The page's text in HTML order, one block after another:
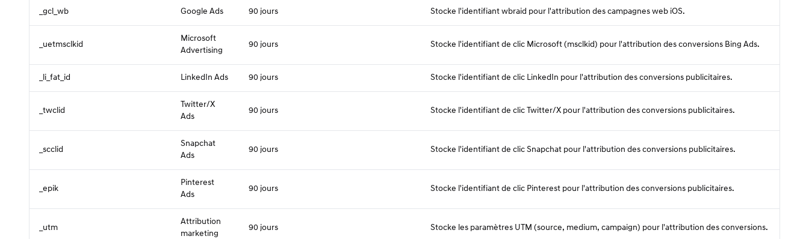
_gcl_wb Google Ads 90 jours Stocke l'identifiant wbraid pour l'attribution des campagnes web iOS.
_uetmsclkid
Microsoft
Advertising
90 jours Stocke l'identifiant de clic Microsoft (msclkid) pour l'attribution des conversions Bing Ads.
_li_fat_id LinkedIn Ads 90 jours Stocke l'identifiant de clic LinkedIn pour l'attribution des conversions publicitaires.
_twclid
Twitter/X
Ads
90 jours Stocke l'identifiant de clic Twitter/X pour l'attribution des conversions publicitaires.
_scclid
Snapchat
Ads
90 jours Stocke l'identifiant de clic Snapchat pour l'attribution des conversions publicitaires.
_epik
Pinterest
Ads
90 jours Stocke l'identifiant de clic Pinterest pour l'attribution des conversions publicitaires.
_utm
Attribution
marketing
90 jours Stocke les paramètres UTM (source, medium, campaign) pour l'attribution des conversions.